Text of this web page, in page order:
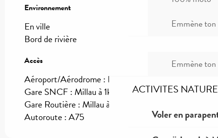
Emmène
Emmène
ACTIVITES NATURE
Voler en
Environnement
Environnement
En ville
Bord de rivière
Accès
Accès
Aéroport/Aérodrome : Rodez à 70km
Gare SNCF : Millau à 1km
Gare Routière : Millau à 1km
Autoroute : A75